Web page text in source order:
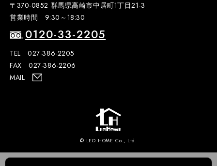
〒370-0852 群馬県高崎市中居町1丁目21-3
営業時間 9:30～18:30
0120-33-2205
TEL 027-386-2205
FAX 027-386-2206
MAIL
© LEO HOME Co., Ltd.